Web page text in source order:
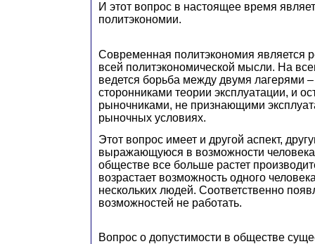
И этот вопрос в настоящее время
политэкономии.
Современная политэкономия является
всей политэкономической мысли. На
ведется борьба между двумя лагерями
сторонниками теории эксплуатации, и
рыночниками, не признающими
рыночных условиях.
Этот вопрос имеет и другой аспект,
выражающуюся в возможности
обществе все больше растет
возрастает возможность одного
нескольких людей. Соответственно
возможностей не работать.
Вопрос о допустимости в обществе